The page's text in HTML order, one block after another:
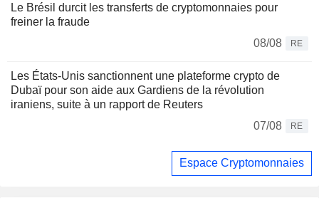
Le Brésil durcit les transferts de cryptomonnaies pour
freiner la fraude
08/08
RE
Les États-Unis sanctionnent une plateforme crypto de
Dubaï pour son aide aux Gardiens de la révolution
iraniens, suite à un rapport de Reuters
07/08
RE
Espace Cryptomonnaies